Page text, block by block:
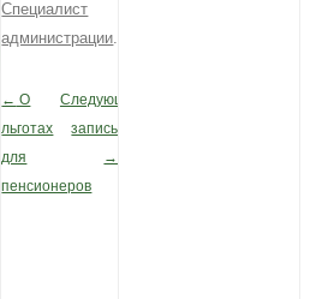
Специалист
администрации
Post navigation
← О
льготах
для
пенсионеров
Следующая
запись
→